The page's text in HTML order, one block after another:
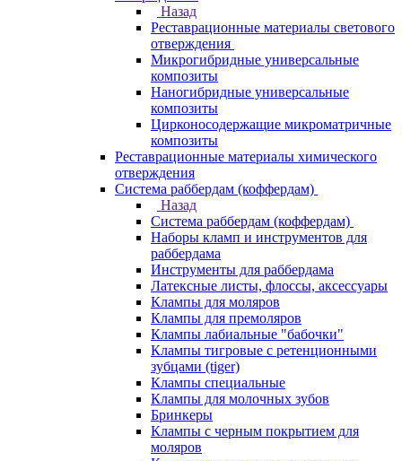
Назад
Реставрационные материалы светового
отверждения
Микрогибридные универсальные
композиты
Наногибридные универсальные
композиты
Цирконосодержащие микроматричные
композиты
Реставрационные материалы химического
отверждения
Система раббердам (коффердам)
Назад
Система раббердам (коффердам)
Наборы кламп и инструментов для
раббердама
Инструменты для раббердама
Латексные листы, флоссы, аксессуары
Клампы для моляров
Клампы для премоляров
Клампы лабиальные "бабочки"
Клампы тигровые с ретенционными
зубцами (tiger)
Клампы специальные
Клампы для молочных зубов
Бринкеры
Клампы с черным покрытием для
моляров